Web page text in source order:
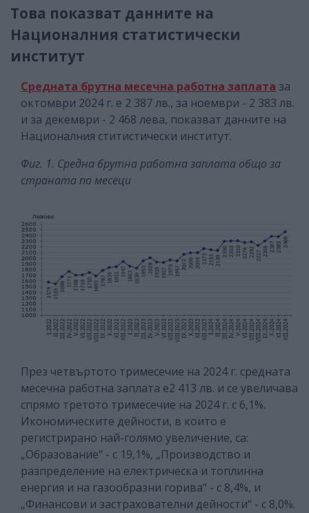
Това показват данните на
Националния статистически
институт
Средната брутна месечна работна заплата за
октомври 2024 г. е 2 387 лв., за ноември - 2 383 лв.
и за декември - 2 468 лева, показват данните на
Националния ститистически институт.
Фиг. 1. Средна брутна работна заплата общо за
страната по месеци
През четвъртото тримесечие на 2024 г. средната
месечна работна заплата e2 413 лв. и се увеличава
спрямо третото тримесечие на 2024 г. с 6,1%.
Икономическите дейности, в които е
регистрирано най-голямо увеличение, са:
„Образование“ - с 19,1%, „Производство и
разпределение на електрическа и топлинна
енергия и на газообразни горива“ - с 8,4%, и
„Финансови и застрахователни дейности“ - с 8,0%.